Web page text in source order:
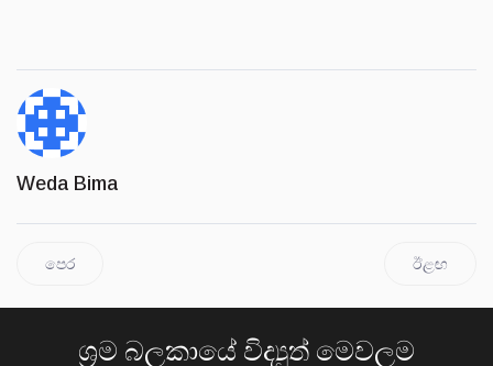
Weda Bima
පෙර ඊළඟ
ශ්‍රම බලකායේ විද්‍යුත් මෙවලම